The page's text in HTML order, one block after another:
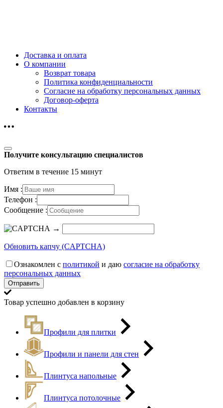
Доставка и оплата
О компании
Возврат товара
Политика конфиденциальности
Согласие на обработку персональных данных
Договор-оферта
Контакты
Получите консультацию специалистов
Ответим в течение 15 минут
Имя :
Телефон :
Сообщение :
→
Обновить капчу (CAPTCHA)
Ознакомлен с политикой и даю согласие на обработку
персональных данных
Товар успешно добавлен в корзину
Профили для плитки
Профили и панели для стен
Плинтуса напольные
Плинтуса потолочные